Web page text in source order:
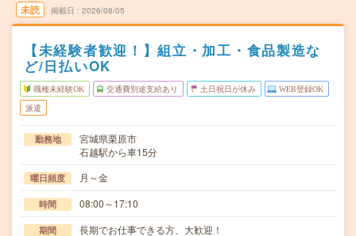
未読 掲載日 2026/08/05
【未経験者歓迎！】組立・加工・食品製造な
ど/日払いOK
職種未経験OK 交通費別途支給あり 土日祝日が休み WEB登録OK
派遣
勤務地
宮城県栗原市
石越駅から車15分
曜日頻度 月～金
時間 08:00～17:10
期間 長期でお仕事できる方、大歓迎！